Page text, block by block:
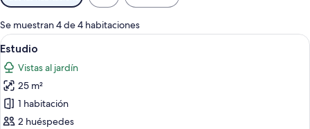
disponibles
para
las
habitaciones
Se muestran 4 de 4 habitaciones
Abrir
todas
las
fotos
de
Estudio
Habitación de hotel compacta con
4
Estudio
Vistas al jardín
25 m²
1 habitación
2 huéspedes